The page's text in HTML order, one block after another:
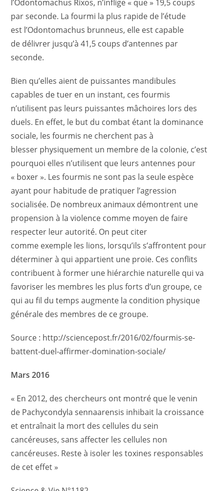
l’Odontomachus Rixos, n’inflige « que » 19,5 coups
par seconde. La fourmi la plus rapide de l’étude
est l’Odontomachus brunneus, elle est capable
de délivrer jusqu’à 41,5 coups d’antennes par
seconde.
Bien qu’elles aient de puissantes mandibules
capables de tuer en un instant, ces fourmis
n’utilisent pas leurs puissantes mâchoires lors des
duels. En effet, le but du combat étant la dominance
sociale, les fourmis ne cherchent pas à
blesser physiquement un membre de la colonie, c’est
pourquoi elles n’utilisent que leurs antennes pour
« boxer ». Les fourmis ne sont pas la seule espèce
ayant pour habitude de pratiquer l’agression
socialisée. De nombreux animaux démontrent une
propension à la violence comme moyen de faire
respecter leur autorité. On peut citer
comme exemple les lions, lorsqu’ils s’affrontent pour
déterminer à qui appartient une proie. Ces conflits
contribuent à former une hiérarchie naturelle qui va
favoriser les membres les plus forts d’un groupe, ce
qui au fil du temps augmente la condition physique
générale des membres de ce groupe.
Source : http://sciencepost.fr/2016/02/fourmis-se-
battent-duel-affirmer-domination-sociale/
Mars 2016
« En 2012, des chercheurs ont montré que le venin
de Pachycondyla sennaarensis inhibait la croissance
et entraînait la mort des cellules du sein
cancéreuses, sans affecter les cellules non
cancéreuses. Reste à isoler les toxines responsables
de cet effet »